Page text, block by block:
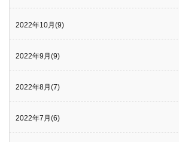
2022年10月(9)
2022年9月(9)
2022年8月(7)
2022年7月(6)